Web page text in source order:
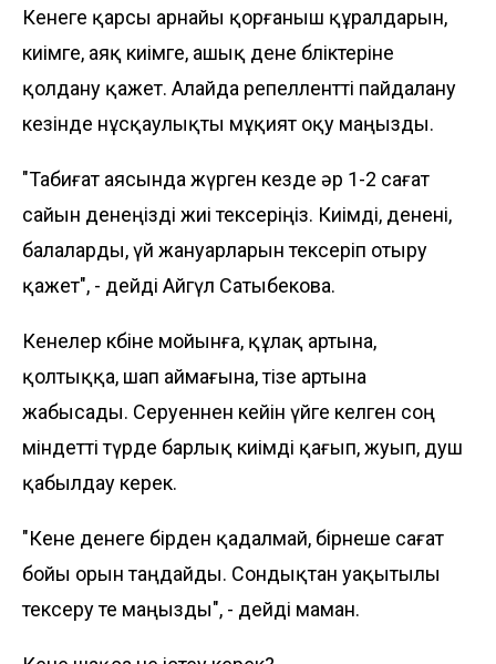
Кенеге қарсы арнайы қорғаныш құралдарын,
киімге, аяқ киімге, ашық дене бөліктеріне
қолдану қажет. Алайда репеллентті пайдалану
кезінде нұсқаулықты мұқият оқу маңызды.
"Табиғат аясында жүрген кезде әр 1-2 сағат
сайын денеңізді жиі тексеріңіз. Киімді, денені,
балаларды, үй жануарларын тексеріп отыру
қажет", - дейді Айгүл Сатыбекова.
Кенелер көбіне мойынға, құлақ артына,
қолтыққа, шап аймағына, тізе артына
жабысады. Серуеннен кейін үйге келген соң
міндетті түрде барлық киімді қағып, жуып, душ
қабылдау керек.
"Кене денеге бірден қадалмай, бірнеше сағат
бойы орын таңдайды. Сондықтан уақытылы
тексеру өте маңызды", - дейді маман.